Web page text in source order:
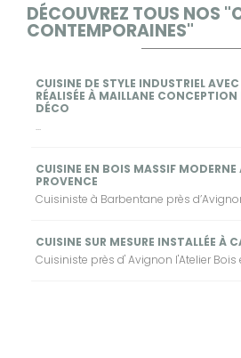
DÉCOUVREZ TOUS NOS
CONTEMPORAINES"
CUISINE DE STYLE INDUSTRIEL
RÉALISÉE À MAILLANE CONCEPTION
DÉCO
...
CUISINE EN BOIS MASSIF MODERNE
PROVENCE
Cuisiniste à Barbentane près
CUISINE SUR MESURE INSTALLÉE À
Cuisiniste près d' Avignon l'Atelier Bois